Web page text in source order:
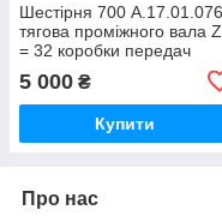
Шестірня 700 А.17.01.076
тягова проміжного вала Z
= 32 коробки передач
трактора Кировець К-700,
К-701, К-702
5 000 ₴
Купити
Про нас